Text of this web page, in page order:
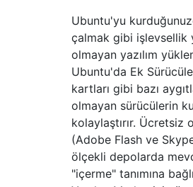
Ubuntu'yu
çalmak gibi işlevsellik
olmayan yazılım
Ubuntu'da Ek
kartları gibi bazı
olmayan sürücülerin
kolaylaştırır. Ücretsiz
(Adobe Flash ve
ölçekli depolarda
"içerme" tanımına